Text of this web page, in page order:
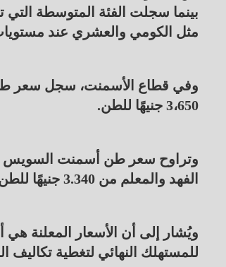
مثل الكومي والعشري عند مستويات تبدأ من
3،650 جنيهًا للطن.
الفهد والمعلم من 3.340 جنيهًا للطن.
للمستهلك النهائي لتغطية تكاليف